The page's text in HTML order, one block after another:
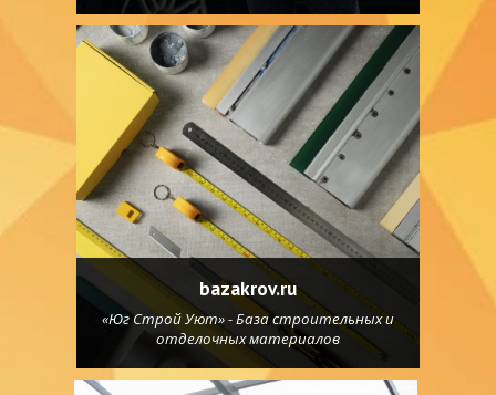
bazakrov.ru
«Юг Строй Уют» - База строительных и
отделочных материалов